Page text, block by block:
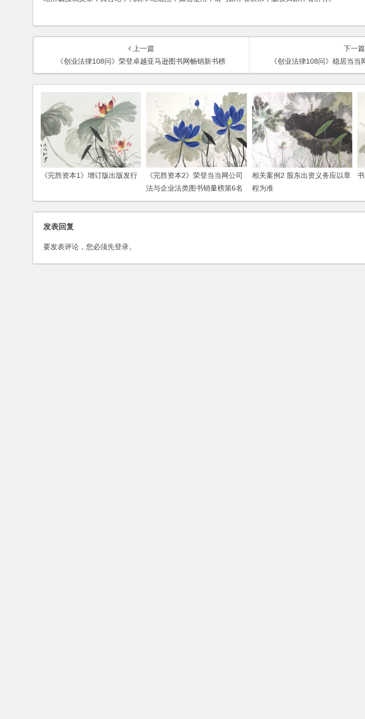
上一篇
《创业法律108问》荣登卓越亚马逊图书网畅销新书榜
下一
《创业法律108问》稳居当
《完胜资本1》增订版出版发行
《完胜资本2》荣登当当网公司
法与企业法类图书销量榜第6名
相关案例2 股东出资义务应以章
程为准
发表回复
要发表评论，您必须先登录。